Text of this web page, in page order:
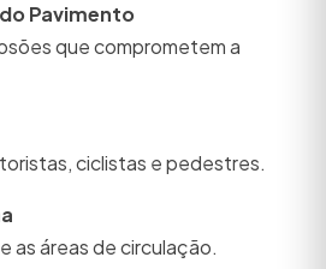
Pavimento
que comprometem a
ciclistas e pedestres.
as áreas de circulação.